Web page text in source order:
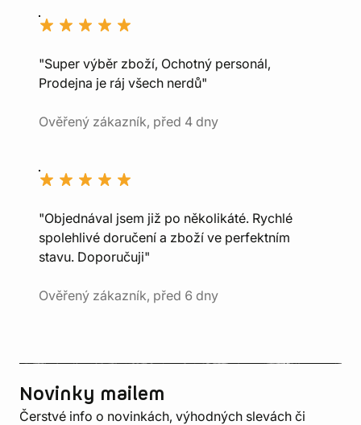
"Super výběr zboží, Ochotný personál,
Prodejna je ráj všech nerdů"
Ověřený zákazník, před 4 dny
"Objednával jsem již po několikáté. Rychlé
spolehlivé doručení a zboží ve perfektním
stavu. Doporučuji"
Ověřený zákazník, před 6 dny
Novinky mailem
Čerstvé info o novinkách, výhodných slevách či